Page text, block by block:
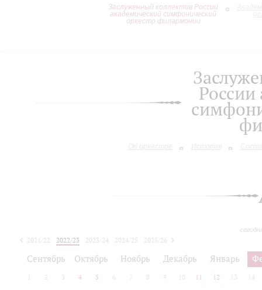
Заслуженный коллектив России
академический симфонический
оркестр филармонии
Об оркестре История
2021/22 2022/23 2023/24 2024/25
2025/26
Сентябрь Октябрь Ноябрь Декабрь Январь
2 3 4 5 6 7 8 9 10 11 12 13 14